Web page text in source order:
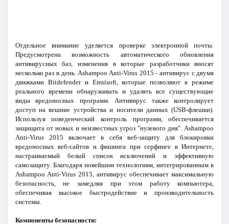
Отдельное внимание уделяется проверке электронной почты.
Предусмотрена возможность автоматического обновления
антивирусных баз, изменения в которые разработчики вносят
несколько раз в день. Ashampoo Anti-Virus 2015 - антивирус с двумя
движками Bitdefender и Emsisoft, которые позволяют в режиме
реального времени обнаруживать и удалять все существующие
виды вредоносных программ. Антивирус также контролирует
доступ на вешние устройства и носители данных (USB-флешки).
Используя поведенческий контроль программ, обеспечивается
защищита от новых и неизвестных угроз "нулевого дня". Ashampoo
Anti-Virus 2015 включает в себя веб-защиту для блокировки
вредоносных веб-сайтов и фишинга при серфинге в Интернете,
настраиваемый белый список исключений и эффективную
самозащиту. Благодаря новейшим технологиям, интегрированным в
Ashampoo Anti-Virus 2015, антивирус обеспечивает максимальную
безопасность, не замедляя при этом работу компьютера,
обеспечивая высокое быстродействие и производительность
системы.
Компоненты безопасности: